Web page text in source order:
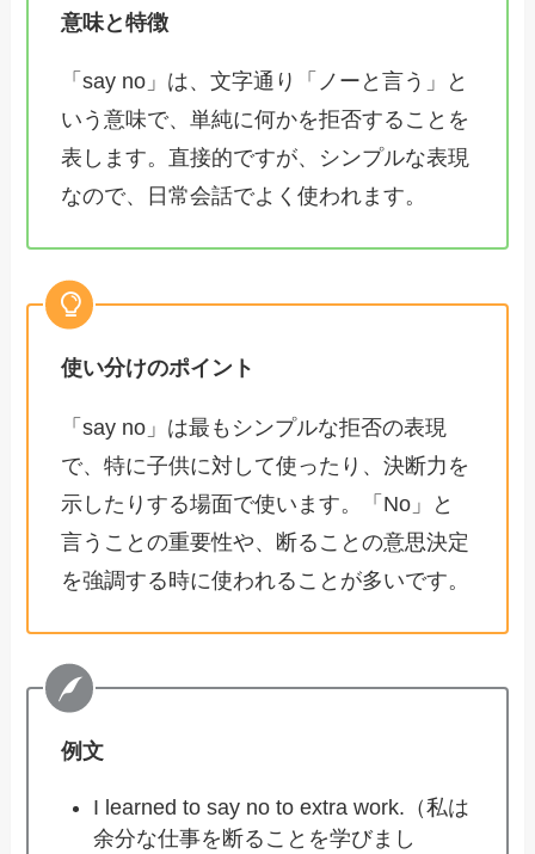
意味と特徴
「say no」は、文字通り「ノーと言う」と
いう意味で、単純に何かを拒否することを
表します。直接的ですが、シンプルな表現
なので、日常会話でよく使われます。
使い分けのポイント
「say no」は最もシンプルな拒否の表現
で、特に子供に対して使ったり、決断力を
示したりする場面で使います。「No」と
言うことの重要性や、断ることの意思決定
を強調する時に使われることが多いです。
例文
I learned to say no to extra work.（私は
余分な仕事を断ることを学びまし